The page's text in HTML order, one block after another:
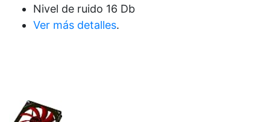
Nivel de ruido 16 Db
Ver más detalles.